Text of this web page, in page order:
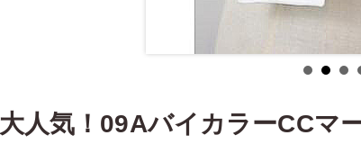
大人気！09AバイカラーCCマ